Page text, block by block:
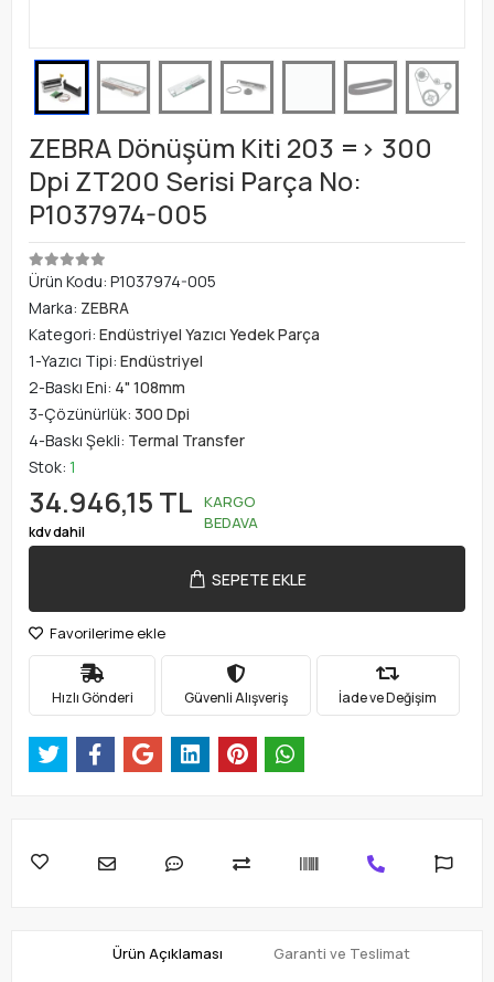
ZEBRA Dönüşüm Kiti 203 => 300
Dpi ZT200 Serisi Parça No:
P1037974-005
Ürün Kodu: P1037974-005
Marka: ZEBRA
Kategori: Endüstriyel Yazıcı Yedek Parça
1-Yazıcı Tipi: Endüstriyel
2-Baskı Eni: 4" 108mm
3-Çözünürlük: 300 Dpi
4-Baskı Şekli: Termal Transfer
Stok: 1
34.946,15 TL
kdv dahil
KARGO
BEDAVA
SEPETE EKLE
Favorilerime ekle
Hızlı Gönderi Güvenli Alışveriş İade ve Değişim
Ürün Açıklaması Garanti ve Teslimat